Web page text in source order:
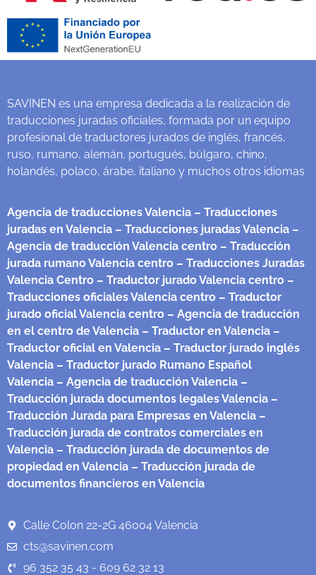
SAVINEN es una empresa dedicada a la realización de
traducciones juradas oficiales, formada por un equipo
profesional de traductores jurados de inglés, francés,
ruso, rumano, alemán, portugués, búlgaro, chino,
holandés, polaco, árabe, italiano y muchos otros idiomas
Agencia de traducciones Valencia – Traducciones
juradas en Valencia – Traducciones juradas Valencia –
Agencia de traducción Valencia centro – Traducción
jurada rumano Valencia centro – Traducciones Juradas
Valencia Centro – Traductor jurado Valencia centro –
Traducciones oficiales Valencia centro – Traductor
jurado oficial Valencia centro – Agencia de traducción
en el centro de Valencia – Traductor en Valencia –
Traductor oficial en Valencia – Traductor jurado inglés
Valencia – Traductor jurado Rumano Español
Valencia – Agencia de traducción Valencia –
Traducción jurada documentos legales Valencia –
Traducción Jurada para Empresas en Valencia –
Traducción jurada de contratos comerciales en
Valencia – Traducción jurada de documentos de
propiedad en Valencia – Traducción jurada de
documentos financieros en Valencia
Calle Colon 22-2G 46004 Valencia
cts@savinen.com
96 352 35 43 - 609 62 32 13